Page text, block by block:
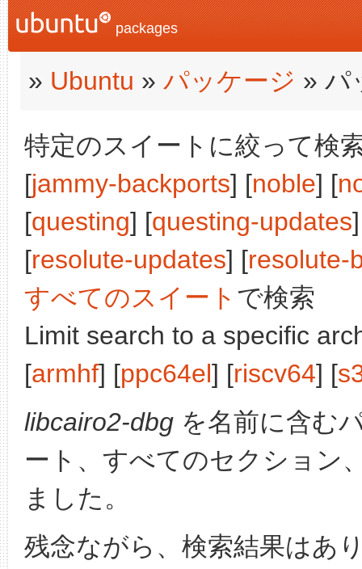
packages
» Ubuntu » パッケージ » パ
特定のスイートに絞って検
[jammy-backports] [noble] [
[questing] [questing-updates
[resolute-updates] [resolute-
すべてのスイート で検索
Limit search to a specific
[armhf] [ppc64el] [riscv64] [
libcairo2-dbg を名前に含む
ート、すべてのセクション
ました。
残念ながら、検索結果はあ